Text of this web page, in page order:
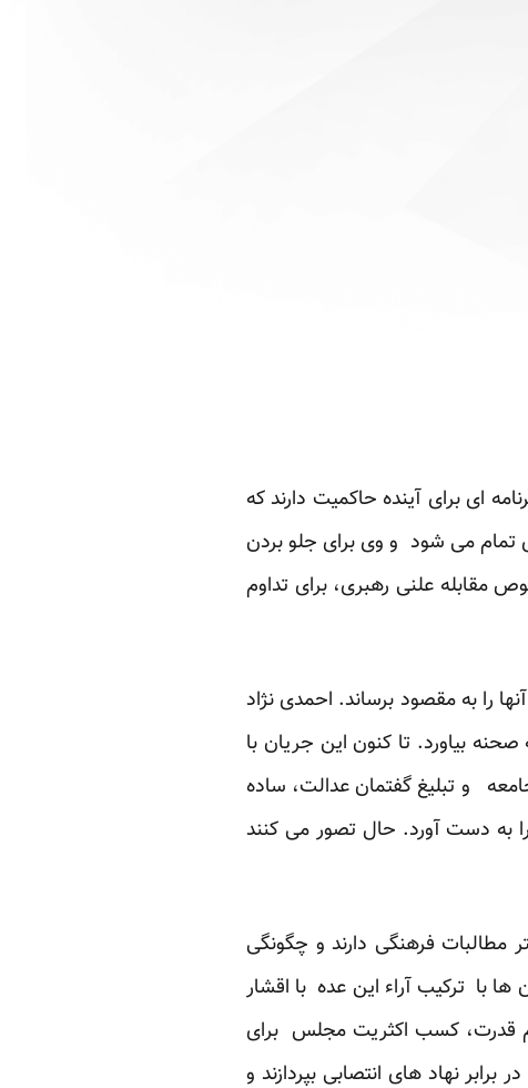
ای برای آینده حاکمیت دارند که
تمام می شود و وی برای جلو بردن
مقابله علنی رهبری، برای تداوم
را به مقصود برساند. احمدی نژاد
بیاورد. تا کنون این جریان با
و تبلیغ گفتمان عدالت، ساده
به دست آورد. حال تصور می کنند
فرهنگی دارند و چگونگی
با ترکیب آراء این عده با اقشار
قدرت، کسب اکثریت مجلس برای
نهاد های انتصابی بپردازند و